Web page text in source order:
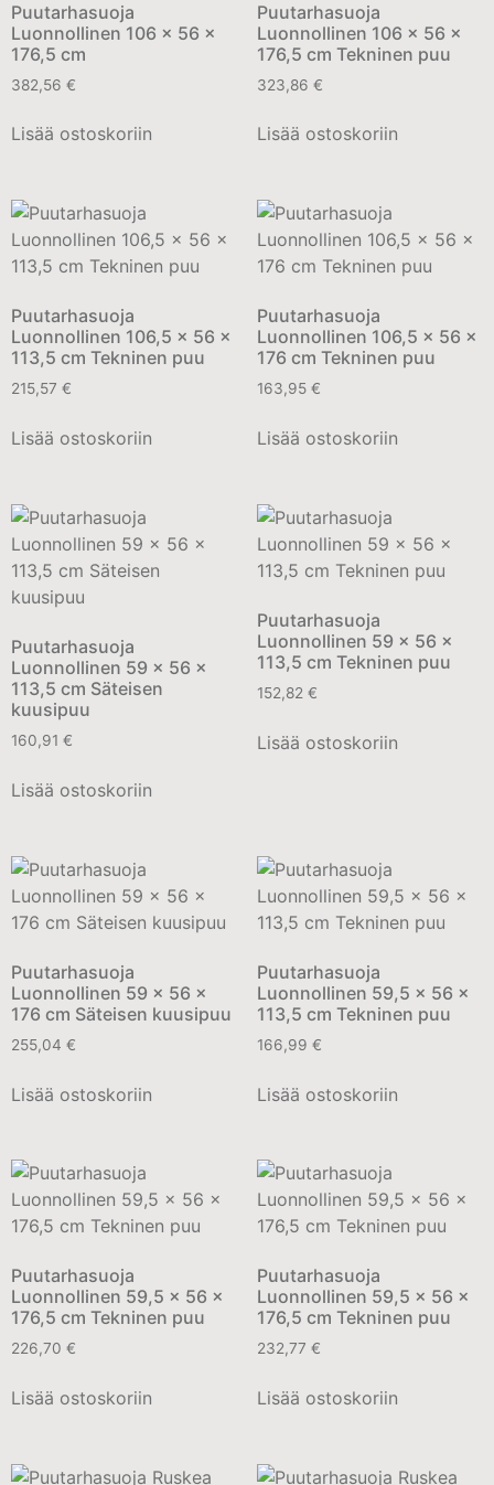
Puutarhasuoja
Luonnollinen 106 x 56 x
176,5 cm
382,56 €
Lisää ostoskoriin
Puutarhasuoja
Luonnollinen 106 x 56 x
176,5 cm Tekninen puu
323,86 €
Lisää ostoskoriin
Puutarhasuoja
Luonnollinen 106,5 x 56 x
113,5 cm Tekninen puu
215,57 €
Lisää ostoskoriin
Puutarhasuoja
Luonnollinen 106,5 x 56 x
176 cm Tekninen puu
163,95 €
Lisää ostoskoriin
Puutarhasuoja
Luonnollinen 59 x 56 x
113,5 cm Säteisen
kuusipuu
160,91 €
Lisää ostoskoriin
Puutarhasuoja
Luonnollinen 59 x 56 x
113,5 cm Tekninen puu
152,82 €
Lisää ostoskoriin
Puutarhasuoja
Luonnollinen 59 x 56 x
176 cm Säteisen kuusipuu
255,04 €
Lisää ostoskoriin
Puutarhasuoja
Luonnollinen 59,5 x 56 x
113,5 cm Tekninen puu
166,99 €
Lisää ostoskoriin
Puutarhasuoja
Luonnollinen 59,5 x 56 x
176,5 cm Tekninen puu
226,70 €
Lisää ostoskoriin
Puutarhasuoja
Luonnollinen 59,5 x 56 x
176,5 cm Tekninen puu
232,77 €
Lisää ostoskoriin